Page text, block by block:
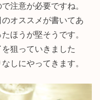
注意が必要ですね。
オススメが書いてあ
ほうが堅そうです。
狙っていきました
しにやってきます。